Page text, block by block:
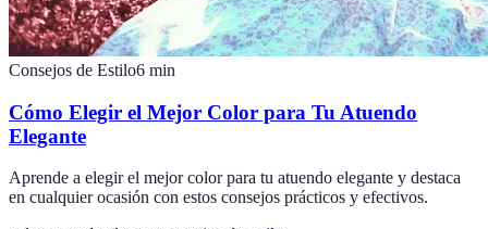
Consejos de Estilo6 min
Cómo Elegir el Mejor Color para Tu Atuendo
Elegante
Aprende a elegir el mejor color para tu atuendo elegante y destaca
en cualquier ocasión con estos consejos prácticos y efectivos.